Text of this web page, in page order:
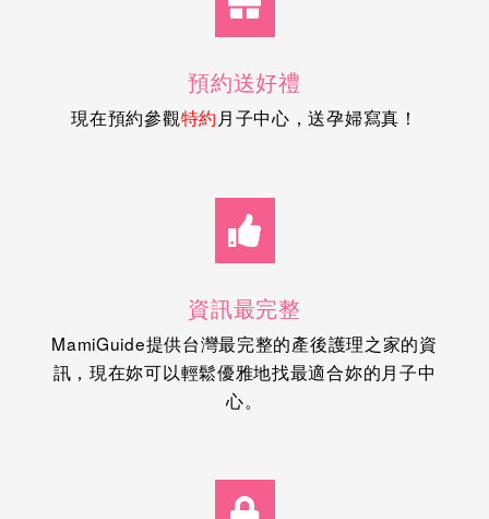
預約送好禮
現在預約參觀特約 月子中心，送孕婦寫真！
資訊最完整
MamiGuide提供台灣最完整的產後護理之家的資
訊，現在妳可以輕鬆優雅地找最適合妳的月子中
心。